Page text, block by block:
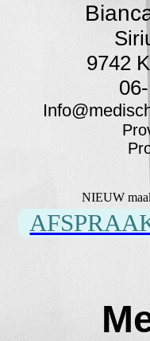
9742
NIEUW